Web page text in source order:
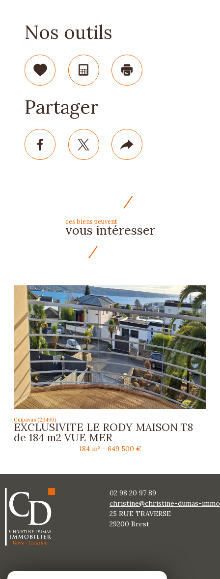
Nos outils
SélectionnerCalculatriceImprimer
Partager
facebooktwitterPlus
de
ces biens peuvent
vous intéresser
Guipavas (29490)
EXCLUSIVITE LE RODY MAISON T8
de 184 m2 VUE MER
184 m² - 649 500 €
02 98 20 97 89
christine@christine-dumas-
25 RUE TRAVERSE
29200 brest